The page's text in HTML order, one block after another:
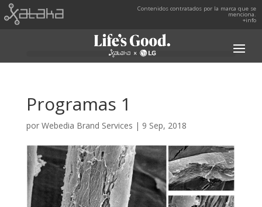
Contenidos contratados por la marca que se
menciona.
+info
Programas 1
por Webedia Brand Services | 9 Sep, 2018